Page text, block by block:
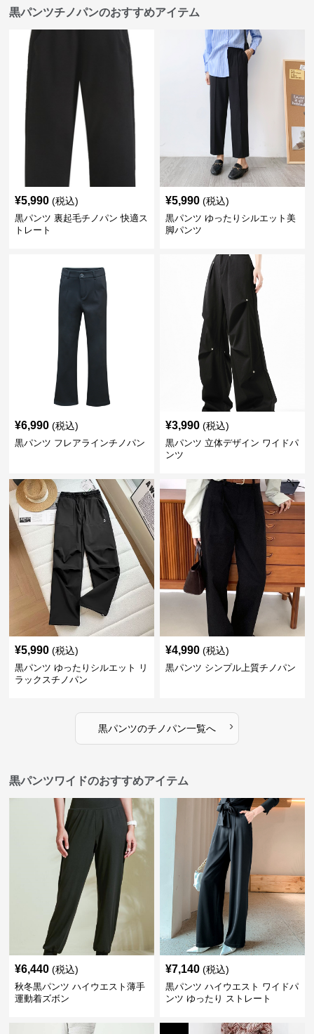
黒パンツチノパンのおすすめアイテム
¥5,990 (税込)
黒パンツ 裏起毛チノパン 快適ス
トレート
¥5,990 (税込)
黒パンツ ゆったりシルエット美
脚パンツ
¥6,990 (税込)
黒パンツ フレアラインチノパン
¥3,990 (税込)
黒パンツ 立体デザイン ワイドパ
ンツ
¥5,990 (税込)
黒パンツ ゆったりシルエット リ
ラックスチノパン
¥4,990 (税込)
黒パンツ シンプル上質チノパン
黒パンツのチノパン一覧へ ›
黒パンツワイドのおすすめアイテム
¥6,440 (税込)
秋冬黒パンツ ハイウエスト薄手
運動着ズボン
¥7,140 (税込)
黒パンツ ハイウエスト ワイドパ
ンツ ゆったり ストレート